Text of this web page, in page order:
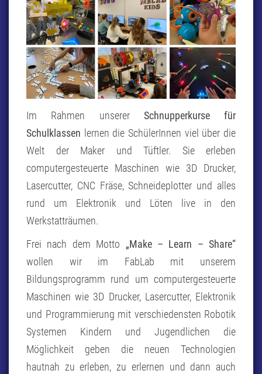
Im Rahmen unserer Schnupperkurse für
Schulklassen lernen die SchülerInnen viel über die
Welt der Maker und Tüftler. Sie erleben
computergesteuerte Maschinen wie 3D Drucker,
Lasercutter, CNC Fräse, Schneideplotter und alles
rund um Elektronik und Löten live in den
Werkstatträumen.
Frei nach dem Motto „Make – Learn – Share“
wollen wir im FabLab mit unserem
Bildungsprogramm rund um computergesteuerte
Maschinen wie 3D Drucker, Lasercutter, Elektronik
und Programmierung mit verschiedensten Robotik
Systemen Kindern und Jugendlichen die
Möglichkeit geben die neuen Technologien
hautnah zu erleben, zu erlernen und dann auch